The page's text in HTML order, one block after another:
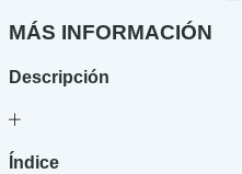
MÁS INFORMACIÓN
Descripción
Índice